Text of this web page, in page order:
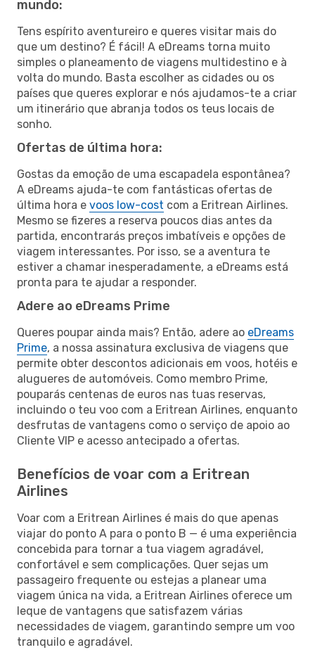
mundo:
Tens espírito aventureiro e queres visitar mais do
que um destino? É fácil! A eDreams torna muito
simples o planeamento de viagens multidestino e à
volta do mundo. Basta escolher as cidades ou os
países que queres explorar e nós ajudamos-te a criar
um itinerário que abranja todos os teus locais de
sonho.
Ofertas de última hora:
Gostas da emoção de uma escapadela espontânea?
A eDreams ajuda-te com fantásticas ofertas de
última hora e voos low-cost com a Eritrean Airlines.
Mesmo se fizeres a reserva poucos dias antes da
partida, encontrarás preços imbatíveis e opções de
viagem interessantes. Por isso, se a aventura te
estiver a chamar inesperadamente, a eDreams está
pronta para te ajudar a responder.
Adere ao eDreams Prime
Queres poupar ainda mais? Então, adere ao eDreams
Prime, a nossa assinatura exclusiva de viagens que
permite obter descontos adicionais em voos, hotéis e
alugueres de automóveis. Como membro Prime,
pouparás centenas de euros nas tuas reservas,
incluindo o teu voo com a Eritrean Airlines, enquanto
desfrutas de vantagens como o serviço de apoio ao
Cliente VIP e acesso antecipado a ofertas.
Benefícios de voar com a Eritrean
Airlines
Voar com a Eritrean Airlines é mais do que apenas
viajar do ponto A para o ponto B — é uma experiência
concebida para tornar a tua viagem agradável,
confortável e sem complicações. Quer sejas um
passageiro frequente ou estejas a planear uma
viagem única na vida, a Eritrean Airlines oferece um
leque de vantagens que satisfazem várias
necessidades de viagem, garantindo sempre um voo
tranquilo e agradável.